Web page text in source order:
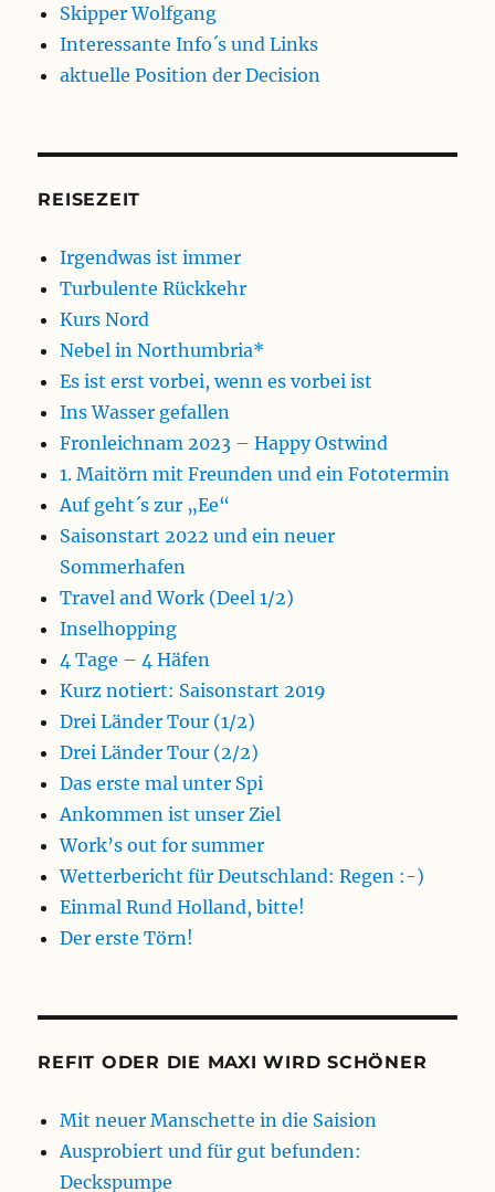
Skipper Wolfgang
Interessante Info´s und Links
aktuelle Position der Decision
REISEZEIT
Irgendwas ist immer
Turbulente Rückkehr
Kurs Nord
Nebel in Northumbria*
Es ist erst vorbei, wenn es vorbei ist
Ins Wasser gefallen
Fronleichnam 2023 – Happy Ostwind
1. Maitörn mit Freunden und ein Fototermin
Auf geht´s zur „Ee“
Saisonstart 2022 und ein neuer
Sommerhafen
Travel and Work (Deel 1/2)
Inselhopping
4 Tage – 4 Häfen
Kurz notiert: Saisonstart 2019
Drei Länder Tour (1/2)
Drei Länder Tour (2/2)
Das erste mal unter Spi
Ankommen ist unser Ziel
Work’s out for summer
Wetterbericht für Deutschland: Regen :-)
Einmal Rund Holland, bitte!
Der erste Törn!
REFIT ODER DIE MAXI WIRD SCHÖNER
Mit neuer Manschette in die Saision
Ausprobiert und für gut befunden:
Deckspumpe